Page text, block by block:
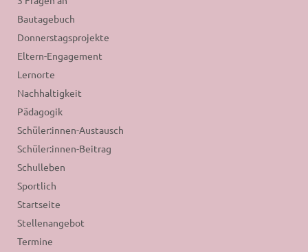
Bautagebuch
Donnerstagsprojekte
Eltern-Engagement
Lernorte
Nachhaltigkeit
Pädagogik
Schüler:innen-Austausch
Schüler:innen-Beitrag
Schulleben
Sportlich
Startseite
Stellenangebot
Termine